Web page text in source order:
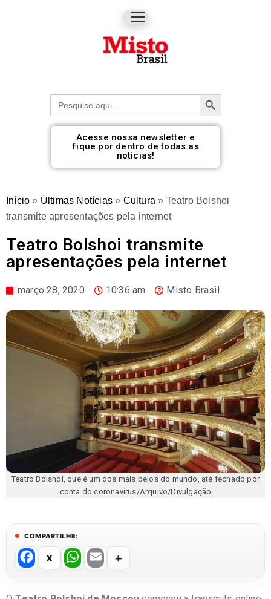
Procurar: Botão de pesquisa
Acesse nossa newsletter e
fique por dentro de todas as
notícias!
Início » Últimas Notícias » Cultura » Teatro Bolshoi
transmite apresentações pela internet
Teatro Bolshoi transmite
apresentações pela internet
março 28, 2020 10:36 am Misto Brasil
Teatro Bolshoi, que é um dos mais belos do mundo, até fechado por
conta do coronavírus/Arquivo/Divulgação
COMPARTILHE:
F
a
W
h
E